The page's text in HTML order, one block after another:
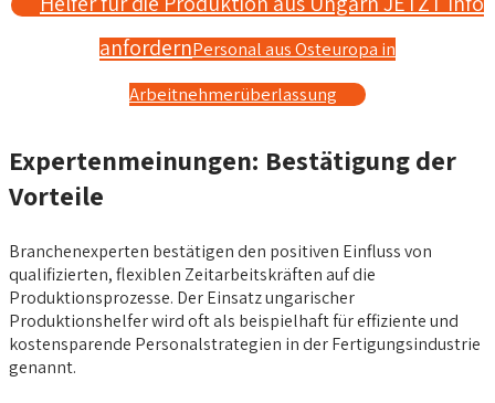
anfordernPersonal aus Osteuropa in
Arbeitnehmerüberlassung
Expertenmeinungen: Bestätigung der
Vorteile
Branchenexperten bestätigen den positiven Einfluss von
qualifizierten, flexiblen Zeitarbeitskräften auf die
Produktionsprozesse. Der Einsatz ungarischer
Produktionshelfer wird oft als beispielhaft für effiziente und
kostensparende Personalstrategien in der Fertigungsindustrie
genannt.